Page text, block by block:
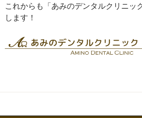
これからも「あみのデンタルクリニッ
します！